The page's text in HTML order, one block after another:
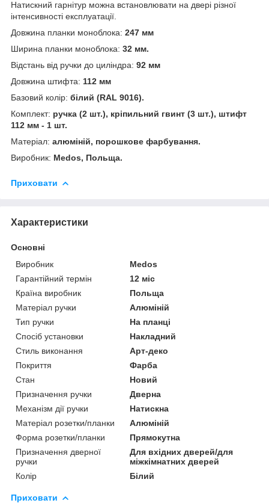
Натискний гарнітур можна встановлювати на двері різної
інтенсивності експлуатації.
Довжина планки моноблока: 247 мм
Ширина планки моноблока: 32 мм.
Відстань від ручки до циліндра: 92 мм
Довжина штифта: 112 мм
Базовий колір: білий (RAL 9016).
Комплект: ручка (2 шт.), кріпильний гвинт (3 шт.), штифт
112 мм - 1 шт.
Матеріал: алюміній, порошкове фарбування.
Виробник: Medos, Польща.
Приховати
Характеристики
Основні
Виробник
Medos
Гарантійний термін
12 міс
Країна виробник
Польща
Матеріал ручки
Алюміній
Тип ручки
На планці
Спосіб установки
Накладний
Стиль виконання
Арт-деко
Покриття
Фарба
Стан
Новий
Призначення ручки
Дверна
Механізм дії ручки
Натискна
Матеріал розетки/планки
Алюміній
Форма розетки/планки
Прямокутна
Призначення дверної
ручки
Для вхідних дверей/для
міжкімнатних дверей
Колір
Білий
Приховати